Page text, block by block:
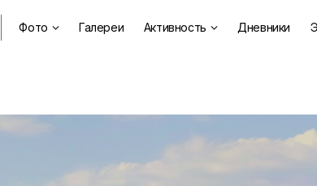
Фото  Галереи Активность  Дневники